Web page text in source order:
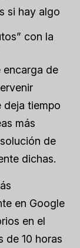
si hay algo
con la
encarga de
deja tiempo
más
de
dichas.
en Google
en el
de 10 horas